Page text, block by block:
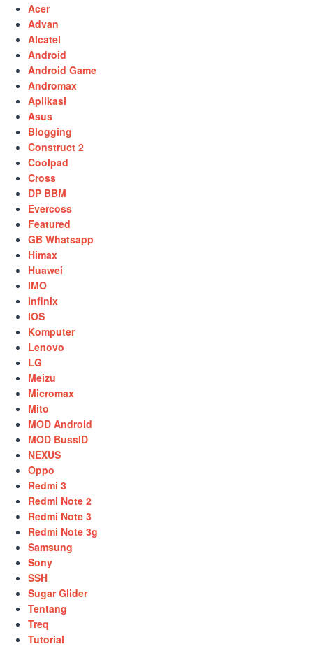
Acer
Advan
Alcatel
Android
Android Game
Andromax
Aplikasi
Asus
Blogging
Construct 2
Coolpad
Cross
DP BBM
Evercoss
Featured
GB Whatsapp
Himax
Huawei
IMO
Infinix
IOS
Komputer
Lenovo
LG
Meizu
Micromax
Mito
MOD Android
MOD BussID
NEXUS
Oppo
Redmi 3
Redmi Note 2
Redmi Note 3
Redmi Note 3g
Samsung
Sony
SSH
Sugar Glider
Tentang
Treq
Tutorial